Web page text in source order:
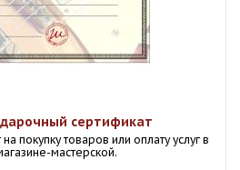
сертификат
покупку товаров или оплату услуг в
мастерской.